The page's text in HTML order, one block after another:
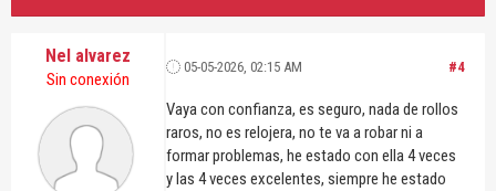
Nel alvarez
Sin conexión
#4
05-05-2026, 02:15 AM
Vaya con confianza, es seguro, nada de rollos
raros, no es relojera, no te va a robar ni a
formar problemas, he estado con ella 4 veces
y las 4 veces excelentes, siempre he estado